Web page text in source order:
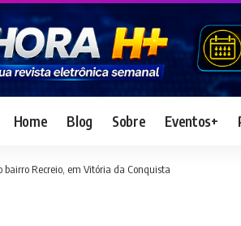
Home Blog Sobre Eventos+
Recreio, em Vitória da Conquista